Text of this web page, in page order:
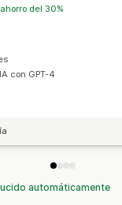
del 30%
con GPT-4
automáticamente